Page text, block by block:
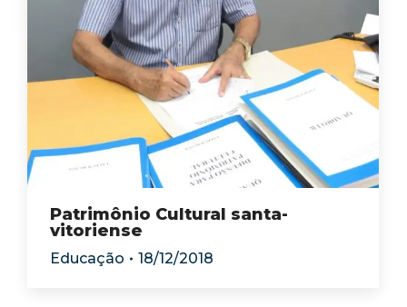
Patrimônio Cultural santa-
vitoriense
Educação 18/12/2018